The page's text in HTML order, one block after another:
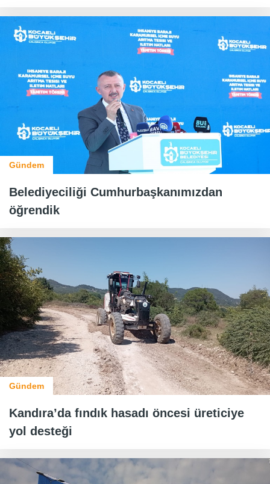
Gündem
Belediyeciliği Cumhurbaşkanımızdan
öğrendik
Gündem
Kandıra’da fındık hasadı öncesi üreticiye
yol desteği